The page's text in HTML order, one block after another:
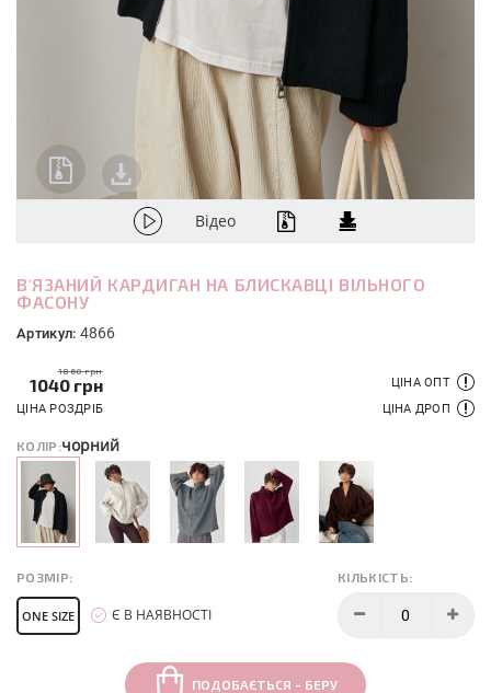
Відео
В'ЯЗАНИЙ КАРДИГАН НА БЛИСКАВЦІ ВІЛЬНОГО
ФАСОНУ
Артикул: 4866
1860 грн
1040 грн
ЦІНА РОЗДРІБ
ЦІНА ОПТ
ЦІНА ДРОП
КОЛІР:чорний
РОЗМІР: КІЛЬКІСТЬ:
ONE SIZE Є В НАЯВНОСТІ
ПОДОБАЄТЬСЯ - БЕРУ